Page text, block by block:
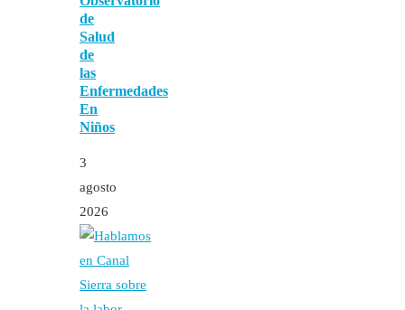
de
Salud
de
las
Enfermedades
En
Niños
3
agosto
2026